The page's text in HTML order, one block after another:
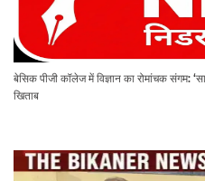
बेसिक पीजी कॉलेज में विज्ञान का रोमांचक संगम:
खिताब